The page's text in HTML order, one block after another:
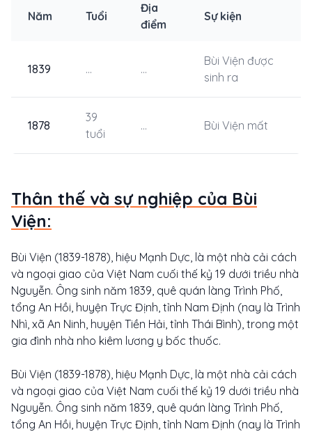
Năm Tuổi
Địa
điểm
Sự kiện
1839 ... ...
Bùi Viện được
sinh ra
1878
39
tuổi
... Bùi Viện mất
Thân thế và sự nghiệp của Bùi
Viện:
Bùi Viện (1839-1878), hiệu Mạnh Dực, là một nhà cải cách
và ngoại giao của Việt Nam cuối thế kỷ 19 dưới triều nhà
Nguyễn. Ông sinh năm 1839, quê quán làng Trình Phố,
tổng An Hồi, huyện Trực Định, tỉnh Nam Định (nay là Trình
Nhì, xã An Ninh, huyện Tiền Hải, tỉnh Thái Bình), trong một
gia đình nhà nho kiêm lương y bốc thuốc.
Bùi Viện (1839-1878), hiệu Mạnh Dực, là một nhà cải cách
và ngoại giao của Việt Nam cuối thế kỷ 19 dưới triều nhà
Nguyễn. Ông sinh năm 1839, quê quán làng Trình Phố,
tổng An Hồi, huyện Trực Định, tỉnh Nam Định (nay là Trình